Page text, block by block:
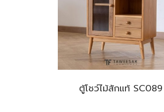
ตู้โชว์ไม้สักแท้ SC089